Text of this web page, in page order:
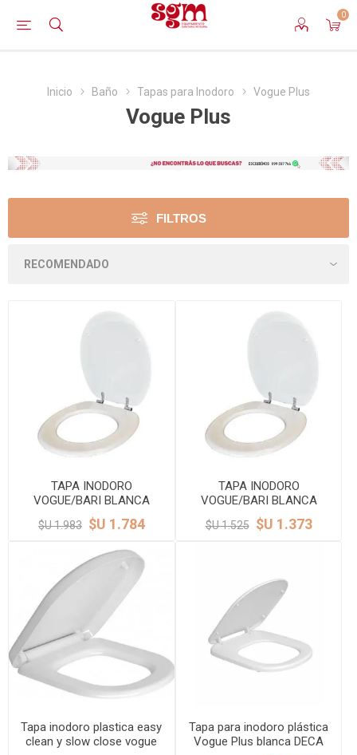
0
Inicio Baño Tapas para Inodoro Vogue Plus
Vogue Plus
FILTROS
TAPA INODORO
VOGUE/BARI BLANCA
HERRAJE METALICO DMC
$U 1.983 $U 1.784
TAPA INODORO
VOGUE/BARI BLANCA
HERRAJE PLASTICO DMC
$U 1.525 $U 1.373
Tapa inodoro plastica easy
clean y slow close vogue
Tapa para inodoro plástica
Vogue Plus blanca DECA